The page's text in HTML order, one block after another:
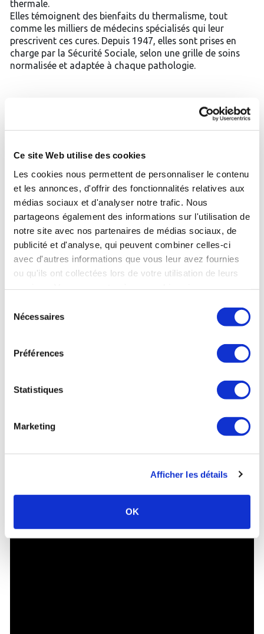
Ce site Web utilise des cookies
Les cookies nous permettent de personnaliser le contenu
et les annonces, d'offrir des fonctionnalités relatives aux
médias sociaux et d'analyser notre trafic. Nous
partageons également des informations sur l'utilisation de
notre site avec nos partenaires de médias sociaux, de
publicité et d'analyse, qui peuvent combiner celles-ci
avec d'autres informations que vous leur avez fournies
ou qu'ils ont collectées lors de votre utilisation de leurs
Nécessaires
Préférences
Statistiques
Marketing
Afficher les détails
OK
thermale.
Elles témoignent des bienfaits du thermalisme, tout
comme les milliers de médecins spécialisés qui leur
prescrivent ces cures. Depuis 1947, elles sont prises en
charge par la Sécurité Sociale, selon une grille de soins
normalisée et adaptée à chaque pathologie.